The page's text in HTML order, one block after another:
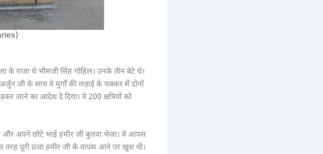
के राजा थे भीमजी सिंह गोहिल। उनके तीन बेटे थे।
जी के साथ वे मुर्गों की लड़ाई के चक्कर में दोनों
जाने का आदेश दे दिया। वे 200 क्षत्रियों को
अपने छोटे भाई हमीर जी बुलवा भेजा। वे आपस
पूरी प्रजा हमीर जी के वापस आने पर खुश थी।